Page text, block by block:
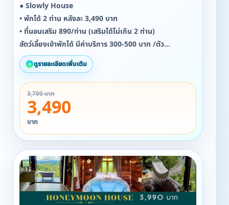
● Slowly House
• พักได้ 2 ท่าน หลังละ 3,490 บาท
• ที่นอนเสริม 890/ท่าน (เสริมได้ไม่เกิน 2 ท่าน)
สัตว์เลี้ยงเข้าพักได้ มีค่าบริการ 300-500 บาท /ตัว
สิ่งอำนวยความสะดวกภายในบ้าน
▪ 1 ห้องนอน 1 ห้องน้ำ พร้อมเครื่องน้ำอุ่น
▪ เครื่องปรับอากาศ พัดลม ไดร์เป่าผม ตู้เย็น
▪ ลำโพง Fender
▪ ผ้าขนหนู ครีมอาบน้ำ ยาสระมม โลฮั่นทาผิว แปรงสีฟ้น
หมวกคลุมอาบน้ำ
▪ กาน้ำร้อนพร้อมทั้งอุปกรณ์ทำกาแฟดริป และ ชา
▪ Snack
▪ แก้วไวน์ + ถังแช่ไวน์
▪ เตาผิงไฟ camping
ดูรายละเอียดเพิ่มเติม
3,700 บาท
3,490
บาท